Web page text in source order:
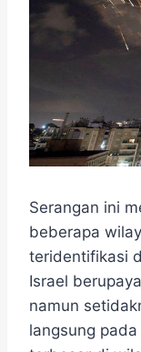
Serangan ini
beberapa
teridentifikasi
Israel
namun
langsung